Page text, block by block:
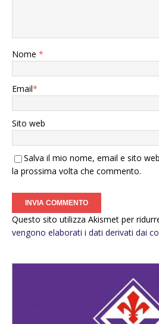
Nome *
Email*
Sito web
Salva il mio nome, email e sito
la prossima volta che commento.
Questo sito utilizza Akismet per
vengono elaborati i dati derivati dai